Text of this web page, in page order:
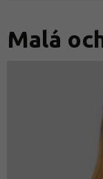
Malá